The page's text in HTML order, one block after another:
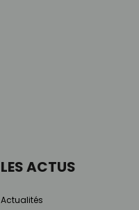
LES ACTUS
Actualités